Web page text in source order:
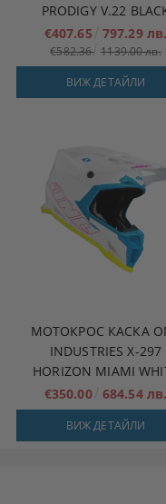
PRODIGY V.22
€407.65
797.29 лв.
€582.36 1139.00 лв.
ВИЖ ДЕТАЙЛИ
МОТОКРОС КАСКА
INDUSTRIES X-297
HORIZON MIAMI
€350.00 684.54 лв.
ВИЖ ДЕТАЙЛИ